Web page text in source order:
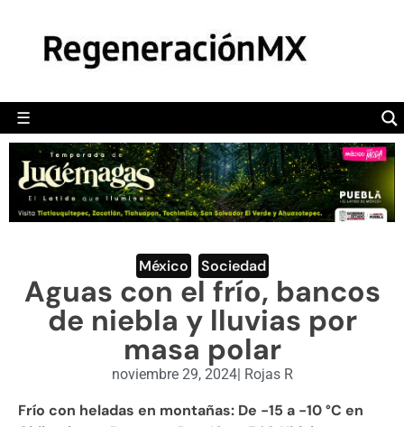
☰
POLÍTICA
CAMALEÓN
OPINIÓN
DEPORTES
ENGLISH SECTION
VIDEOS
México Sociedad
Aguas con el frío, bancos
de niebla y lluvias por
masa polar
noviembre 29, 2024| Rojas R
Frío con heladas en montañas: De -15 a -10 °C en